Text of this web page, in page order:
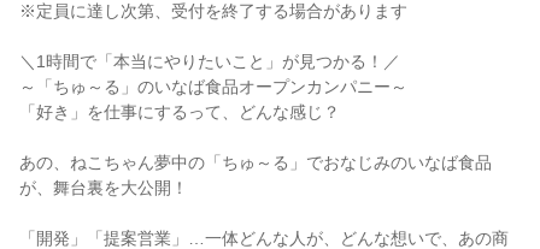
※定員に達し次第、受付を終了する場合があります
＼1時間で「本当にやりたいこと」が見つかる！／
～「ちゅ～る」のいなば食品オープンカンパニー～
「好き」を仕事にするって、どんな感じ？
あの、ねこちゃん夢中の「ちゅ～る」でおなじみのいなば食品
が、舞台裏を大公開！
「開発」「提案営業」…一体どんな人が、どんな想いで、あの商